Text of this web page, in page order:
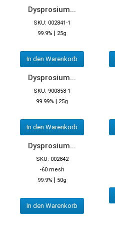
Dysprosium...
SKU: 002841-1
99.9% | 25g
In den Warenkorb
Dysprosium...
SKU: 900858-1
99.99% | 25g
In den Warenkorb
Dysprosium...
SKU: 002842
-60 mesh
99.9% | 50g
In den Warenkorb